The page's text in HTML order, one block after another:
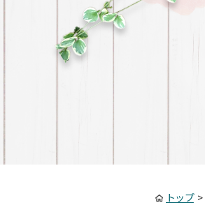
トップ>